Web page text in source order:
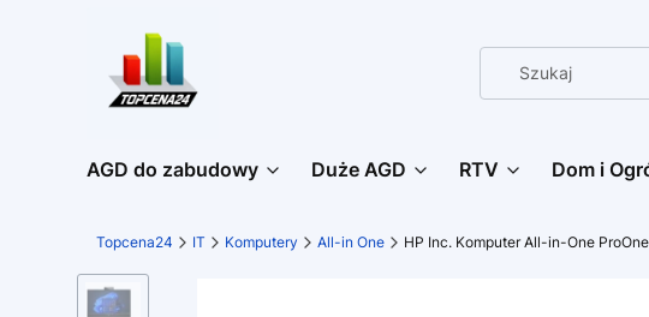
AGD do zabudowy Duże AGD RTV Dom i
Topcena24 IT Komputery All-in One HP Inc. Komputer All-in-One